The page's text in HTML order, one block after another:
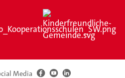
Media